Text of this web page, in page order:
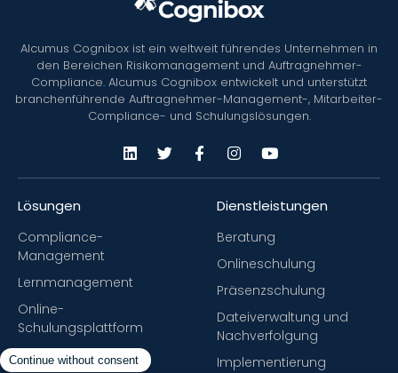
Alcumus Cognibox ist ein weltweit führendes Unternehmen in
den Bereichen Risikomanagement und Auftragnehmer-
Compliance. Alcumus Cognibox entwickelt und unterstützt
branchenführende Auftragnehmer-Management-, Mitarbeiter-
Compliance- und Schulungslösungen.
Lösungen
Compliance-
Management
Lernmanagement
Online-
Schulungsplattform
Dienstleistungen
Beratung
Onlineschulung
Präsenzschulung
Dateiverwaltung und
Nachverfolgung
Implementierung